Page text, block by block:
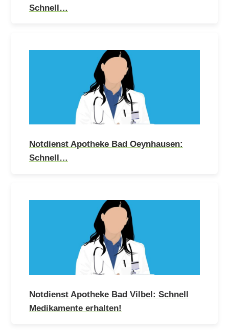
Schnell…
Notdienst Apotheke Bad Oeynhausen:
Schnell…
Notdienst Apotheke Bad Vilbel: Schnell
Medikamente erhalten!